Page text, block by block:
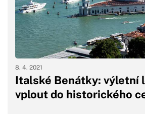
Italské Benátky: výletní
vplout do historického
8. 4. 2021